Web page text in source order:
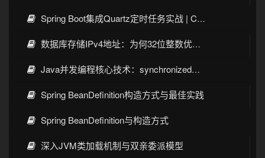
Spring Boot集成Quartz定时任务实战 | Cron表达式详解
数据库存储IPv4地址：为何32位整数优于字符串 | 性能分析
Java并发编程核心技术：synchronized、volatile与CAS
Spring BeanDefinition构造方式与最佳实践
Spring BeanDefinition与构造方式
深入JVM类加载机制与双亲委派模型